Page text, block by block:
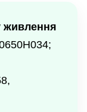
живлення